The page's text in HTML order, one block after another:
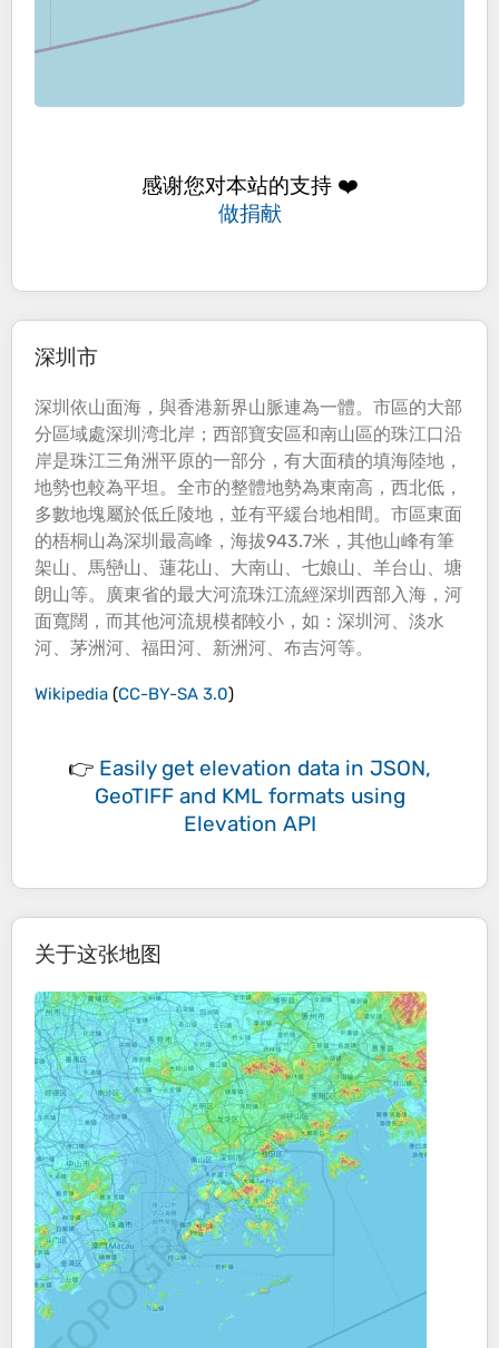
感谢您对本站的支持 ❤️
做捐献
深圳市
深圳依山面海，與香港新界山脈連為一體。市區的大部
分區域處深圳湾北岸；西部寶安區和南山區的珠江口沿
岸是珠江三角洲平原的一部分，有大面積的填海陸地，
地勢也較為平坦。全市的整體地勢為東南高，西北低，
多數地塊屬於低丘陵地，並有平緩台地相間。市區東面
的梧桐山為深圳最高峰， 海拔943.7米，其他山峰有筆
架山、馬巒山、蓮花山、大南山、七娘山、羊台山、塘
朗山等。廣東省的最大河流珠江流經深圳西部入海，河
面寬闊，而其他河流規模都較小，如：深圳河、淡水
河、茅洲河、福田河、新洲河、布吉河等。
Wikipedia (CC-BY-SA 3.0)
👉 Easily get elevation data in JSON,
GeoTIFF and KML formats using
Elevation API
关于这张地图